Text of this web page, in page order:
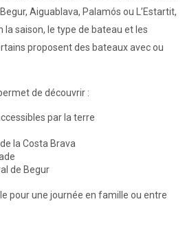
Aiguablava, Palamós ou L’Estartit,
la saison, le type de bateau et les
proposent des bateaux avec ou
de découvrir :
par la terre
la Costa Brava
de Begur
pour une journée en famille ou entre